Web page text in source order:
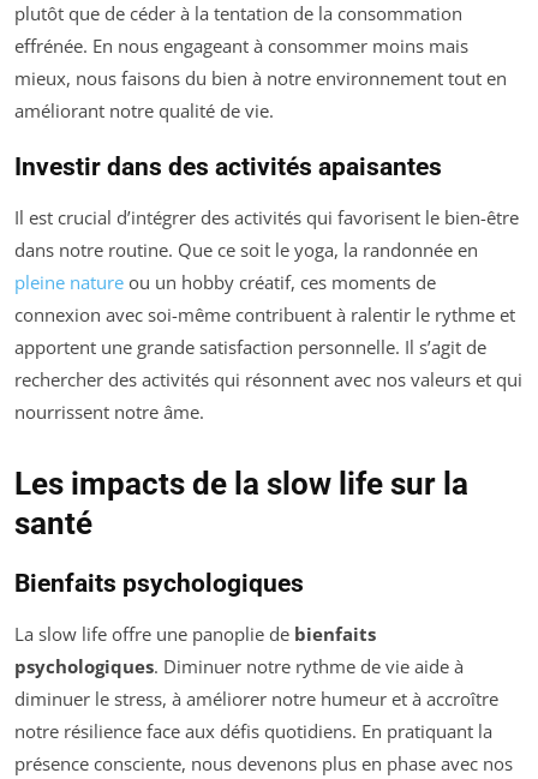
plutôt que de céder à la tentation de la consommation
effrénée. En nous engageant à consommer moins mais
mieux, nous faisons du bien à notre environnement tout en
améliorant notre qualité de vie.
Investir dans des activités apaisantes
Il est crucial d’intégrer des activités qui favorisent le bien-être
dans notre routine. Que ce soit le yoga, la randonnée en
pleine nature ou un hobby créatif, ces moments de
connexion avec soi-même contribuent à ralentir le rythme et
apportent une grande satisfaction personnelle. Il s’agit de
rechercher des activités qui résonnent avec nos valeurs et qui
nourrissent notre âme.
Les impacts de la slow life sur la
santé
Bienfaits psychologiques
La slow life offre une panoplie de bienfaits
psychologiques. Diminuer notre rythme de vie aide à
diminuer le stress, à améliorer notre humeur et à accroître
notre résilience face aux défis quotidiens. En pratiquant la
présence consciente, nous devenons plus en phase avec nos